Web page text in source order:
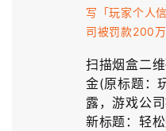
扫描烟盒二
金(原标题：
露，游戏公
新标题：轻